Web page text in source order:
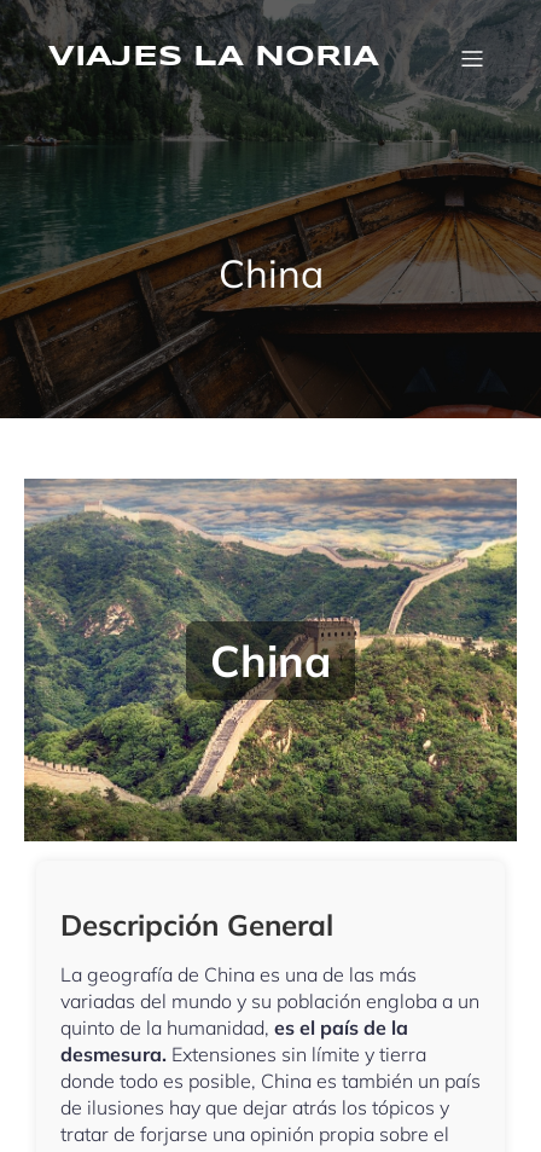
Saltar
contenidoVIAJES LA NORIA
China
China
Descripción General
La geografía de China es una de las más
variadas del mundo y su población engloba a un
quinto de la humanidad, es el país de la
desmesura. Extensiones sin límite y tierra
donde todo es posible, China es también un país
de ilusiones hay que dejar atrás los tópicos y
tratar de forjarse una opinión propia sobre el